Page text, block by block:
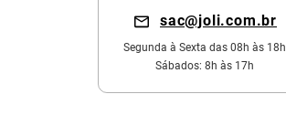
sac@joli.com.br
Segunda à Sexta das 08h às 18h
Sábados: 8h às 17h